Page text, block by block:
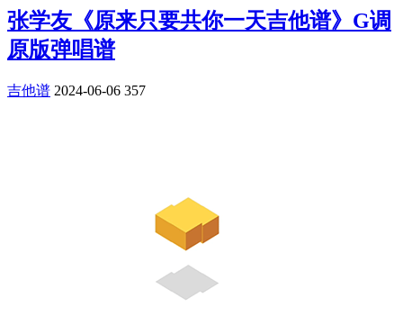
张学友《原来只要共你一天吉他谱》G调
原版弹唱谱
吉他谱 2024-06-06 357